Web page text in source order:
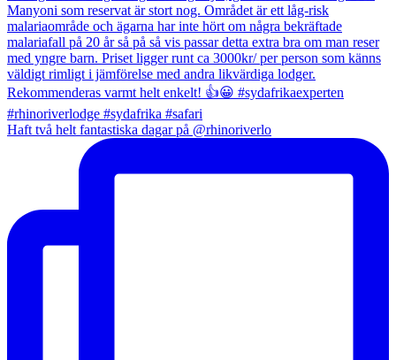
Haft två helt fantastiska dagar på @rhinoriverlo